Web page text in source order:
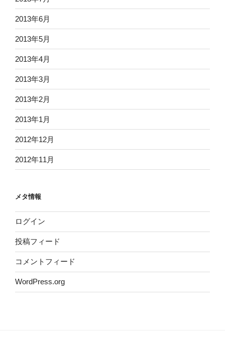
2013年6月
2013年5月
2013年4月
2013年3月
2013年2月
2013年1月
2012年12月
2012年11月
メタ情報
ログイン
投稿フィード
コメントフィード
WordPress.org